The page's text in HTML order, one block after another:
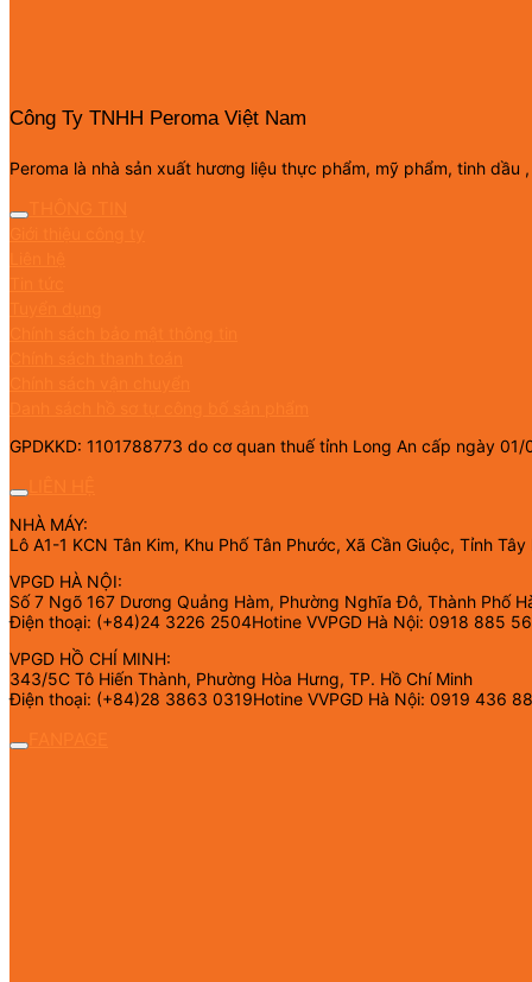
Công Ty TNHH Peroma Việt Nam
Peroma là nhà sản xuất hương liệu thực phẩm, mỹ phẩm, tinh dầu
GPDKKD: 1101788773 do cơ quan thuế tỉnh Long An cấp ngày 01/
NHÀ MÁY:
Lô A1-1 KCN Tân Kim, Khu Phố Tân Phước, Xã Cần Giuộc, Tỉnh Tây
VPGD HÀ NỘI:
Số 7 Ngõ 167 Dương Quảng Hàm, Phường Nghĩa Đô, Thành Phố
Điện thoại: (+84)24 3226 2504Hotine VVPGD Hà Nội: 0918 885
VPGD HỒ CHÍ MINH:
343/5C Tô Hiến Thành, Phường Hòa Hưng, TP. Hồ Chí Minh
Điện thoại: (+84)28 3863 0319Hotine VVPGD Hà Nội: 0919 436